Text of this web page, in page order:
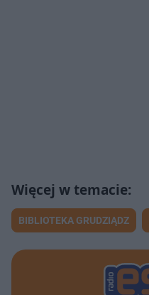
BIBLIOTEKA GRUDZIĄDZ